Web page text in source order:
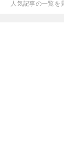
人気記事の一覧を